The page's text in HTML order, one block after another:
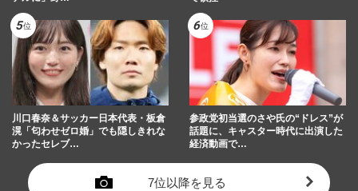
川口春奈＆サッカー日本代表・板倉
滉「匂わせゼロ婚」でも隠しきれな
かったセレブ…
参政党初当選のさや氏の“ドレス”が
話題に、キャスター時代に出演した
経済動画で…
7位以降を見る